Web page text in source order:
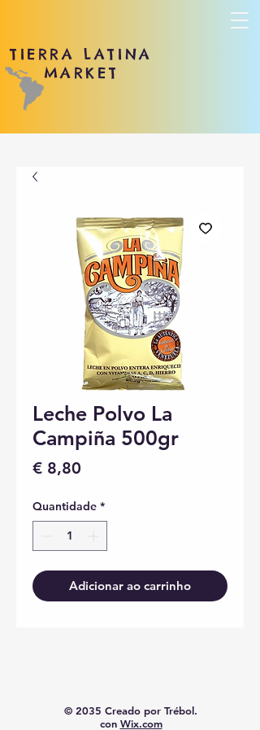
TIERRA LATINA
MARKET
Leche Polvo La
Campiña 500gr
€ 8,80
Quantidade *
Adicionar ao carrinho
© 2035 Creado por Trébol.
con Wix.com